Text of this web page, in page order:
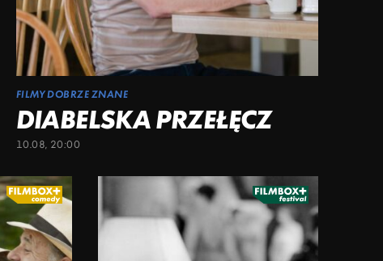
FILMY DOBRZE ZNANE
DIABELSKA PRZEŁĘCZ
10.08, 20:00